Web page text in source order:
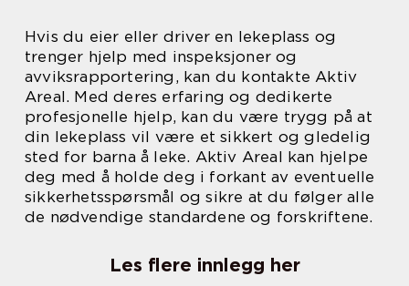
Hvis du eier eller driver en lekeplass og
trenger hjelp med inspeksjoner og
avviksrapportering, kan du kontakte Aktiv
Areal. Med deres erfaring og dedikerte
profesjonelle hjelp, kan du være trygg på at
din lekeplass vil være et sikkert og gledelig
sted for barna å leke. Aktiv Areal kan hjelpe
deg med å holde deg i forkant av eventuelle
sikkerhetsspørsmål og sikre at du følger alle
de nødvendige standardene og forskriftene.
Les flere innlegg her